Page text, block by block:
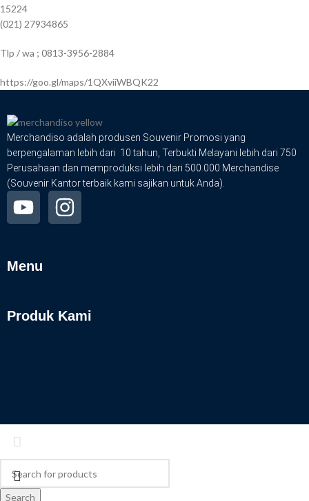
15224
(021) 27934865
Tlp / wa ; 0813-3956-2884
https://goo.gl/maps/1QXviiWBQK22
Merchandiso adalah produsen Souvenir Promosi yang
berpengalaman lebih dari 10 tahun, Terbukti Melayani lebih dari 750
Perusahaan dan memproduksi lebih dari 500.000 Merchandise
(Souvenir Kantor terbaik kami sajikan untuk Anda).
Menu
Produk Kami
Search